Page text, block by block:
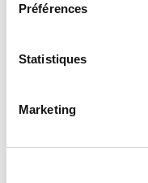
Préférences
Statistiques
Marketing
Electrical
Electrical
Mechanical